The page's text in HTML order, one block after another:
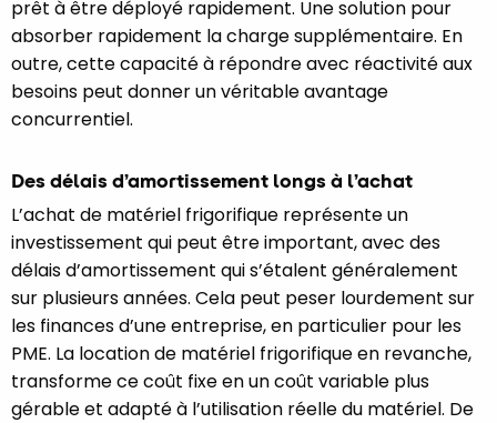
prêt à être déployé rapidement. Une solution pour
absorber rapidement la charge supplémentaire. En
outre, cette capacité à répondre avec réactivité aux
besoins peut donner un véritable avantage
concurrentiel.
Des délais d’amortissement longs à l’achat
L’achat de matériel frigorifique représente un
investissement qui peut être important, avec des
délais d’amortissement qui s’étalent généralement
sur plusieurs années. Cela peut peser lourdement sur
les finances d’une entreprise, en particulier pour les
PME. La location de matériel frigorifique en revanche,
transforme ce coût fixe en un coût variable plus
gérable et adapté à l’utilisation réelle du matériel. De